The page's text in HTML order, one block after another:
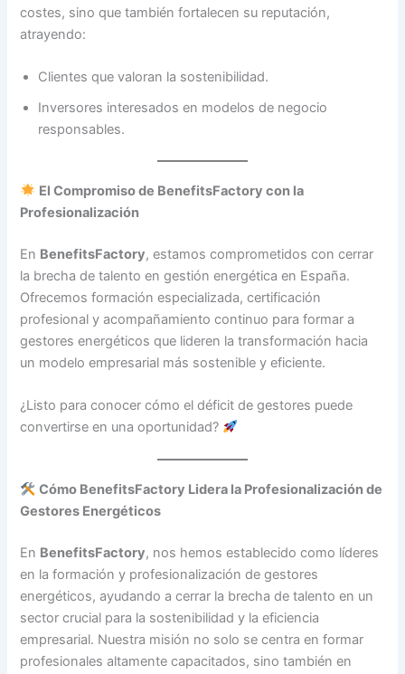
costes, sino que también fortalecen su reputación,
atrayendo:
Clientes que valoran la sostenibilidad.
Inversores interesados en modelos de negocio
responsables.
El Compromiso de BenefitsFactory con la
Profesionalización
En BenefitsFactory, estamos comprometidos con cerrar
la brecha de talento en gestión energética en España.
Ofrecemos formación especializada, certificación
profesional y acompañamiento continuo para formar a
gestores energéticos que lideren la transformación hacia
un modelo empresarial más sostenible y eficiente.
¿Listo para conocer cómo el déficit de gestores puede
convertirse en una oportunidad?
Cómo BenefitsFactory Lidera la Profesionalización de
Gestores Energéticos
En BenefitsFactory, nos hemos establecido como líderes
en la formación y profesionalización de gestores
energéticos, ayudando a cerrar la brecha de talento en un
sector crucial para la sostenibilidad y la eficiencia
empresarial. Nuestra misión no solo se centra en formar
profesionales altamente capacitados, sino también en